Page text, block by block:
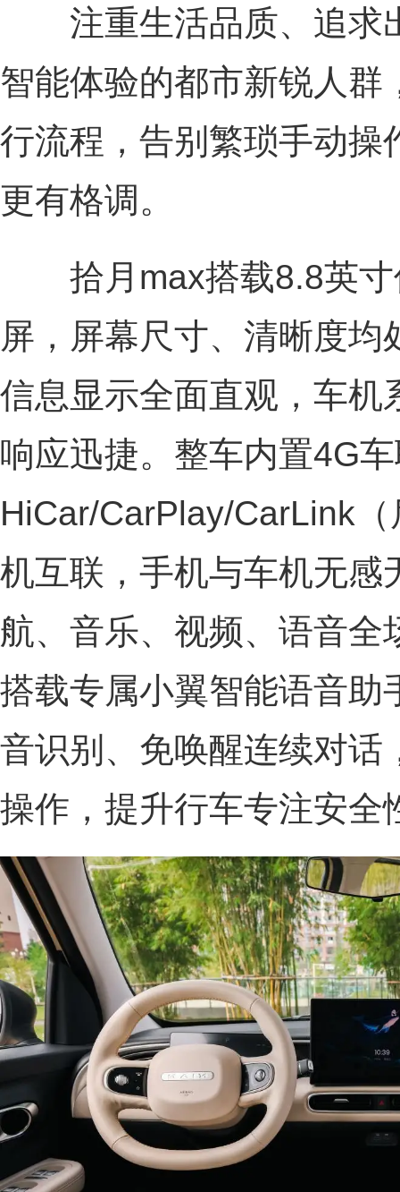
注重生活品质、追求
智能体验的都市新锐人
行流程，告别繁琐手动操
更有格调。
拾月max搭载8.8英寸
屏，屏幕尺寸、清晰度
信息显示全面直观，车机
响应迅捷。整车内置4G
HiCar/CarPlay/CarLink
机互联，手机与车机无感
航、音乐、视频、语音全
搭载专属小翼智能语音助
音识别、免唤醒连续对话
操作，提升行车专注安全